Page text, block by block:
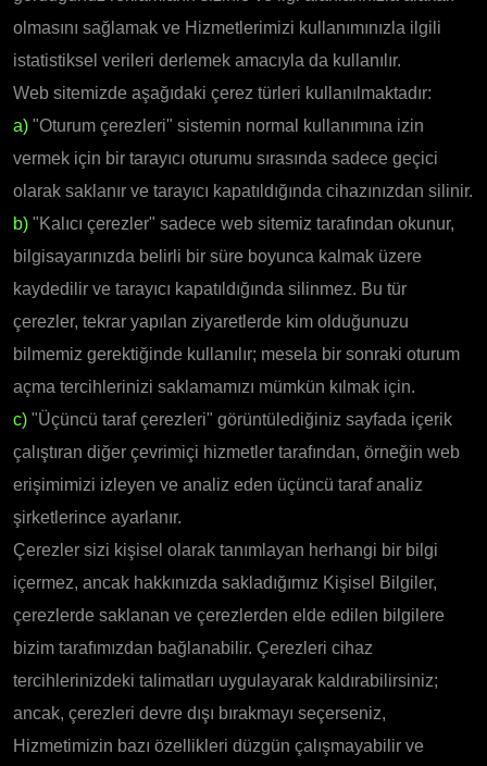
olmasını sağlamak ve Hizmetlerimizi kullanımınızla ilgili
istatistiksel verileri derlemek amacıyla da kullanılır.
Web sitemizde aşağıdaki çerez türleri kullanılmaktadır:
a) "Oturum çerezleri" sistemin normal kullanımına izin
vermek için bir tarayıcı oturumu sırasında sadece geçici
olarak saklanır ve tarayıcı kapatıldığında cihazınızdan silinir.
b) "Kalıcı çerezler" sadece web sitemiz tarafından okunur,
bilgisayarınızda belirli bir süre boyunca kalmak üzere
kaydedilir ve tarayıcı kapatıldığında silinmez. Bu tür
çerezler, tekrar yapılan ziyaretlerde kim olduğunuzu
bilmemiz gerektiğinde kullanılır; mesela bir sonraki oturum
açma tercihlerinizi saklamamızı mümkün kılmak için.
c) "Üçüncü taraf çerezleri" görüntülediğiniz sayfada içerik
çalıştıran diğer çevrimiçi hizmetler tarafından, örneğin web
erişimimizi izleyen ve analiz eden üçüncü taraf analiz
şirketlerince ayarlanır.
Çerezler sizi kişisel olarak tanımlayan herhangi bir bilgi
içermez, ancak hakkınızda sakladığımız Kişisel Bilgiler,
çerezlerde saklanan ve çerezlerden elde edilen bilgilere
bizim tarafımızdan bağlanabilir. Çerezleri cihaz
tercihlerinizdeki talimatları uygulayarak kaldırabilirsiniz;
ancak, çerezleri devre dışı bırakmayı seçerseniz,
Hizmetimizin bazı özellikleri düzgün çalışmayabilir ve